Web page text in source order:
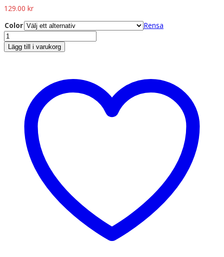
129.00 kr
Color
Rensa
Lägg till i varukorg